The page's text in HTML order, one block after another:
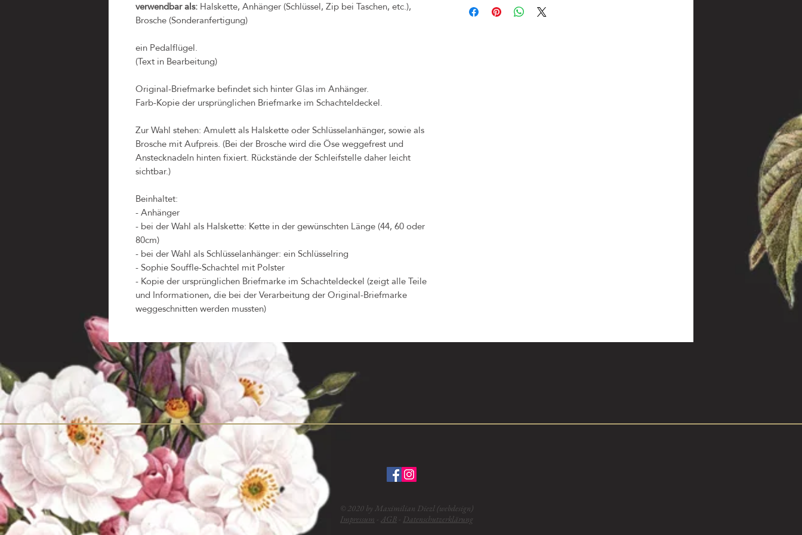
verwendbar als:Halskette, Anhänger (Schlüssel, Zip bei Taschen, etc.),
Brosche (Sonderanfertigung)
ein Pedalflügel.
(Text in Bearbeitung)
Original-Briefmarke befindet sich hinter Glas im Anhänger.
Farb-Kopie der ursprünglichen Briefmarke im Schachteldeckel.
Zur Wahl stehen: Amulett als Halskette oder Schlüsselanhänger, sowie als
Brosche mit Aufpreis. (Bei der Brosche wird die Öse weggefrest und
Anstecknadeln hinten fixiert. Rückstände der Schleifstelle daher leicht
sichtbar.)
Beinhaltet:
- Anhänger
- bei der Wahl als Halskette: Kette in der gewünschten Länge (44, 60 oder
80cm)
- bei der Wahl als Schlüsselanhänger: ein Schlüsselring
- Sophie Souffle-Schachtel mit Polster
- Kopie der ursprünglichen Briefmarke im Schachteldeckel (zeigt alle Teile
und Informationen, die bei der Verarbeitung der Original-Briefmarke
weggeschnitten werden mussten)
(z.B. bei Märkten) innerhalb von 14 Tagen zurückgegeben - oder
© 2020 by Maximilian Diezl (webdesign)
Impressum
AGB Datenschutzerklärung